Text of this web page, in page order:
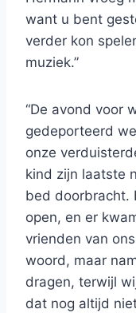
want u bent
verder kon
muziek.”
“De avond voor
gedeporteerd
onze
kind zijn laatste
bed doorbracht.
open, en er
vrienden van
woord, maar
dragen, terwijl
dat nog altijd